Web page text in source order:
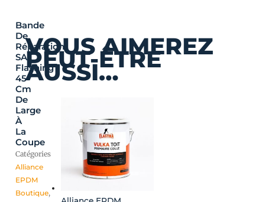
Bande
De
Réparation
SA
Flashing
45
Cm
De
Large
À
La
Coupe
Catégories
Alliance
EPDM
Boutique,
VOUS AIMEREZ
PEUT-ÊTRE
AUSSI…
de
prix :
25,20 €
produit
a
plusieurs